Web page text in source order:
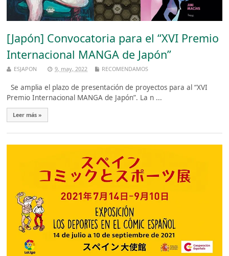
[Japón] Convocatoria para el “XVI Premio
Internacional MANGA de Japón”
ESJAPON 9, may, 2022 RECOMENDAMOS
Se amplia el plazo de presentación de proyectos para al “XVI
Premio Internacional MANGA de Japón”. La n ...
Leer más »